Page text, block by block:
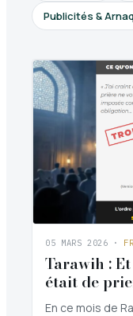
Publicités &
05 MARS 2026 ·
Tarawih :
était de
En ce mois de